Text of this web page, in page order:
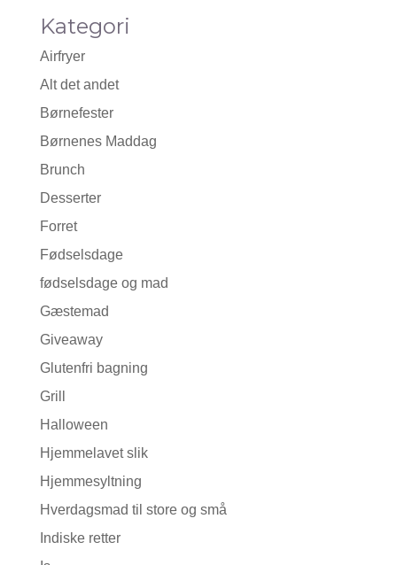
Kategori
Airfryer
Alt det andet
Børnefester
Børnenes Maddag
Brunch
Desserter
Forret
Fødselsdage
fødselsdage og mad
Gæstemad
Giveaway
Glutenfri bagning
Grill
Halloween
Hjemmelavet slik
Hjemmesyltning
Hverdagsmad til store og små
Indiske retter